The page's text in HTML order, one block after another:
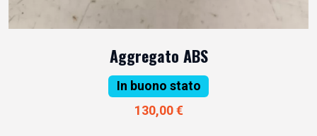
Aggregato ABS
In buono stato
130,00 €